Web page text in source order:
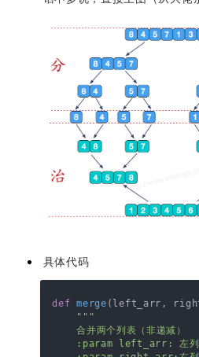
具体代码
def merge ( left_arr,
"""
    合并两个列表（非递减）
:param left_arr: 左列